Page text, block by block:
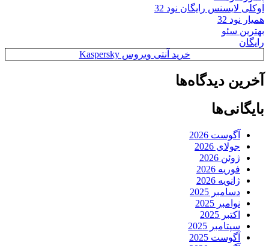
اوکلی لایسنس رایگان نود 32
همیار نود 32
بهترین سئو
رایگان
خرید آنتی ویروس Kaspersky
آخرین دیدگاه‌ها
بایگانی‌ها
آگوست 2026
جولای 2026
ژوئن 2026
فوریه 2026
ژانویه 2026
دسامبر 2025
نوامبر 2025
اکتبر 2025
سپتامبر 2025
آگوست 2025